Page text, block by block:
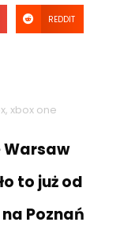
REDDIT
, xbox one
Warsaw
to już od
Poznań